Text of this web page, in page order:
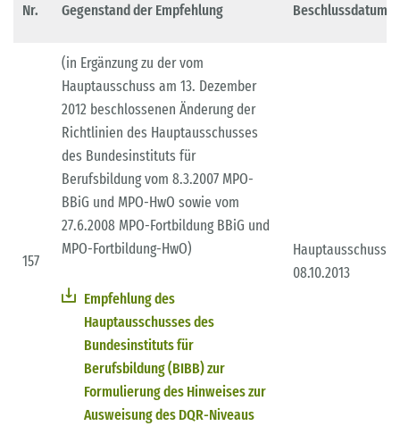
Nr. Gegenstand der Empfehlung Beschlussdatum
157
(in Ergänzung zu der vom
Hauptausschuss am 13. Dezember
2012 beschlossenen Änderung der
Richtlinien des Hauptausschusses
des Bundesinstituts für
Berufsbildung vom 8.3.2007 MPO-
BBiG und MPO-HwO sowie vom
27.6.2008 MPO-Fortbildung BBiG und
MPO-Fortbildung-HwO)
Empfehlung des
Hauptausschusses des
Bundesinstituts für
Berufsbildung (BIBB) zur
Formulierung des Hinweises zur
Ausweisung des DQR-Niveaus
Hauptausschuss
08.10.2013